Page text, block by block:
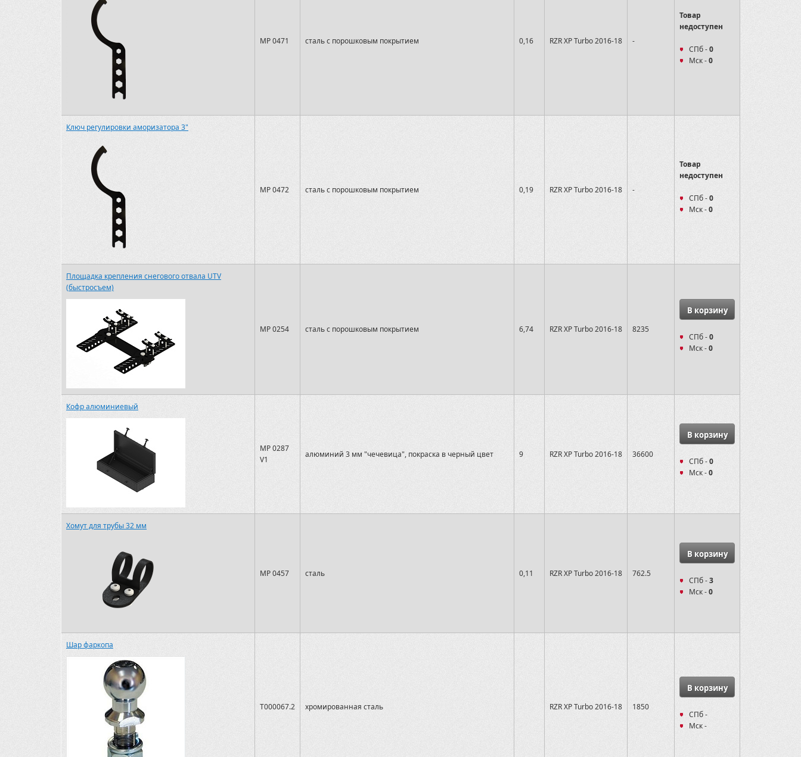
MP 0471 сталь с порошковым покрытием 0,16 RZR XP Turbo 2016-18 -
Товар
недоступен
СПб -0
Мск -0
Ключ регулировки аморизатора 3"
MP 0472 сталь с порошковым покрытием 0,19 RZR XP Turbo 2016-18 -
Товар
недоступен
СПб -0
Мск -0
Площадка крепления снегового отвала UTV
(быстросъем)
MP 0254 сталь с порошковым покрытием 6,74 RZR XP Turbo 2016-18 8235
В корзину
СПб -0
Мск -0
Кофр алюминиевый
MP 0287
V1
алюминий 3 мм "чечевица", покраска в черный цвет 9 RZR XP Turbo 2016-18 36600
В корзину
СПб -0
Мск -0
Хомут для трубы 32 мм
MP 0457 сталь 0,11 RZR XP Turbo 2016-18 762.5
В корзину
СПб -3
Мск -0
Шар фаркопа
T000067.2 хромированная сталь RZR XP Turbo 2016-18 1850
В корзину
СПб -
Мск -